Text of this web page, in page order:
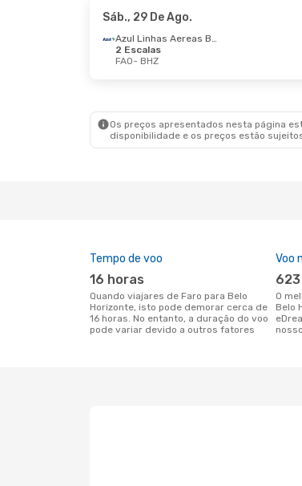
- Qua., 7 De Out.
1 Escala
Sáb., 29 De Ago.
Azul Linhas Aereas Brasileiras
2 Escalas
FAO- BHZ
Os preços apresentados nesta página
disponibilidade e os preços estão
Tempo de voo
16 horas
Quando viajares de Faro para Belo
Horizonte, isto pode demorar cerca de
16 horas. No entanto, a duração do voo
pode variar devido a outros fatores
Voo
623
O melhor preço para voos de Faro para
Belo